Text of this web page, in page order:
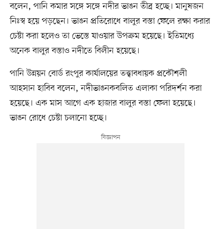
বলেন, পানি কমার সঙ্গে সঙ্গে নদীর ভাঙন তীব্র হচ্ছে। মানুষজন
নিঃস্ব হয়ে পড়ছেন। ভাঙন প্রতিরোধে বালুর বস্তা ফেলে রক্ষা করার
চেষ্টা করা হলেও তা ভেস্তে যাওয়ার উপক্রম হয়েছে। ইতিমধ্যে
অনেক বালুর বস্তাও নদীতে বিলীন হয়েছে।
পানি উন্নয়ন বোর্ড রংপুর কার্যালয়ের তত্ত্বাবধায়ক প্রকৌশলী
আহসান হাবিব বলেন, নদীভাঙনকবলিত এলাকা পরিদর্শন করা
হয়েছে। এক মাস আগে এক হাজার বালুর বস্তা ফেলা হয়েছে।
ভাঙন রোধে চেষ্টা চলানো হচ্ছে।